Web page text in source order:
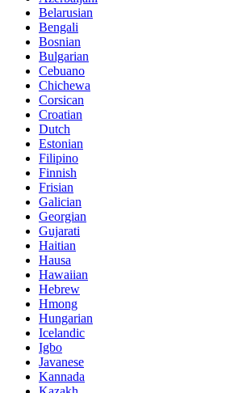
Belarusian
Bengali
Bosnian
Bulgarian
Cebuano
Chichewa
Corsican
Croatian
Dutch
Estonian
Filipino
Finnish
Frisian
Galician
Georgian
Gujarati
Haitian
Hausa
Hawaiian
Hebrew
Hmong
Hungarian
Icelandic
Igbo
Javanese
Kannada